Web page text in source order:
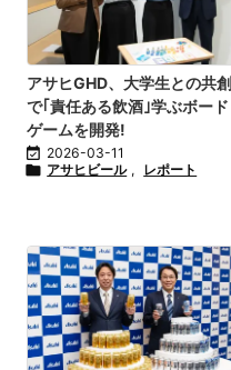
アサヒGHD、大学生との共創
で｢責任ある飲酒｣学ぶボード
ゲームを開発!
 2026-03-11
 アサヒビール , レポート